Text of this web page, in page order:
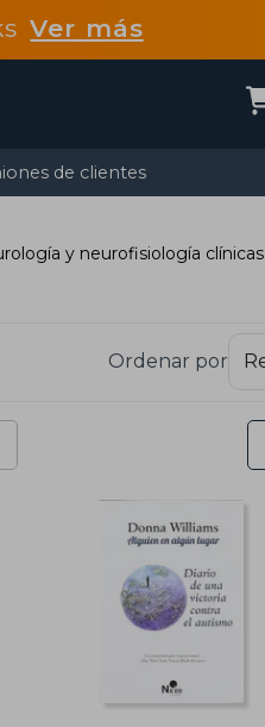
Ver más
de clientes
y neurofisiología clínicas
Ordenar por